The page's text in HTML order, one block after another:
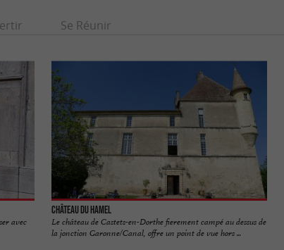
Se Réunir
avec
Château du Hamel
Le château de Castets-en-Dorthe fierement campé au dessus de
la jonction Garonne/Canal, offre un point de vue hors ...